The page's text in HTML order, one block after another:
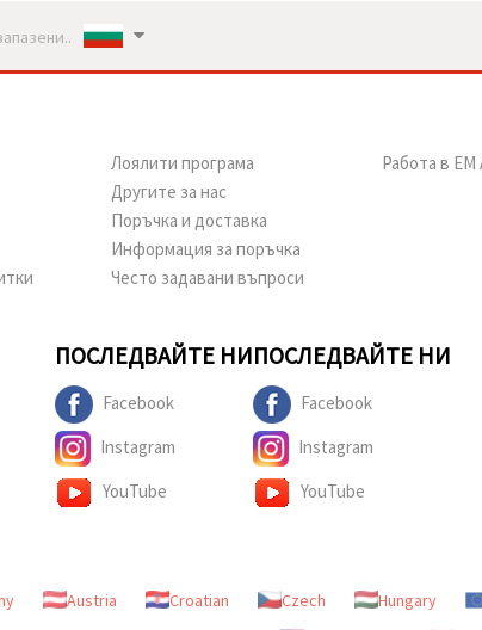
Лоялити програма
Другите за нас
Поръчка и доставка
Информация за поръчка
Често задавани въпроси
Работа в
ПОСЛЕДВАЙТЕ НИ
Facebook
Instagram
YouTube
ПОСЛЕДВАЙТЕ НИ
Facebook
Instagram
YouTube
Austria Croatian Czech Hungary